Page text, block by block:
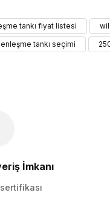
Bu ürüne ilk
tankı fiyat listesi
tankı seçimi
İmkanı